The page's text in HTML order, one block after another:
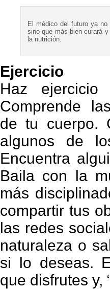
El médico del futuro ya
sino que más bien curará
la nutrición.
Ejercicio
Haz ejercicio
Comprende
de tu cuerpo.
algunos de
Encuentra
Baila con la
más
compartir tus
las redes
naturaleza o
si lo deseas.
que disfrutes y,